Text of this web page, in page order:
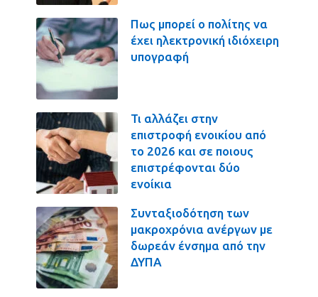
Πως μπορεί ο πολίτης να
έχει ηλεκτρονική ιδιόχειρη
υπογραφή
Τι αλλάζει στην
επιστροφή ενοικίου από
το 2026 και σε ποιους
επιστρέφονται δύο
ενοίκια
Συνταξιοδότηση των
μακροχρόνια ανέργων με
δωρεάν ένσημα από την
ΔΥΠΑ